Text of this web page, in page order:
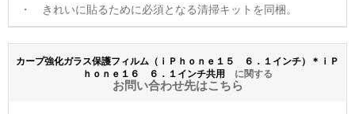
・ きれいに貼るために必須となる清掃キットを同梱。
カープ強化ガラス保護フィルム（ｉＰｈｏｎｅ１５ ６．１インチ）＊ｉＰ
ｈｏｎｅ１６ ６．１インチ共用
に関する
お問い合わせ先はこちら